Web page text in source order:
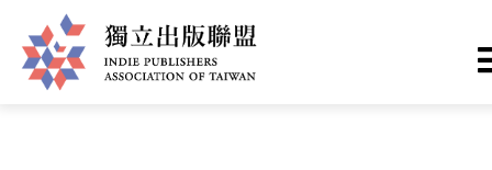
至
主
您
首頁 ❯ 聯盟成員